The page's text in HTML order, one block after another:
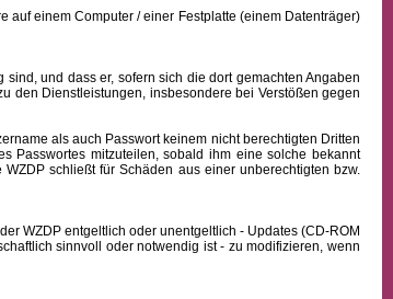
einem Computer / einer Festplatte (einem Datenträger)
und dass er, sofern sich die dort gemachten Angaben
den Dienstleistungen, insbesondere bei Verstößen gegen
als auch Passwort keinem nicht berechtigten Dritten
Passwortes mitzuteilen, sobald ihm eine solche bekannt
schließt für Schäden aus einer unberechtigten bzw.
WZDP entgeltlich oder unentgeltlich - Updates (CD-ROM
sinnvoll oder notwendig ist - zu modifizieren, wenn